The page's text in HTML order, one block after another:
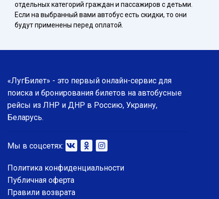
отдельных категорий граждан и пассажиров с детьми.
Если на выбранный вами автобус есть скидки, то они
будут применены перед оплатой.
«ЛугБилет» - это первый онлайн-сервис для
поиска и бронирования билетов на автобусные
рейсы из ЛНР и ДНР в Россию, Украину,
Беларусь.
Мы в соцсетях:
Политика конфиденциальности
Публичная оферта
Правили возврата